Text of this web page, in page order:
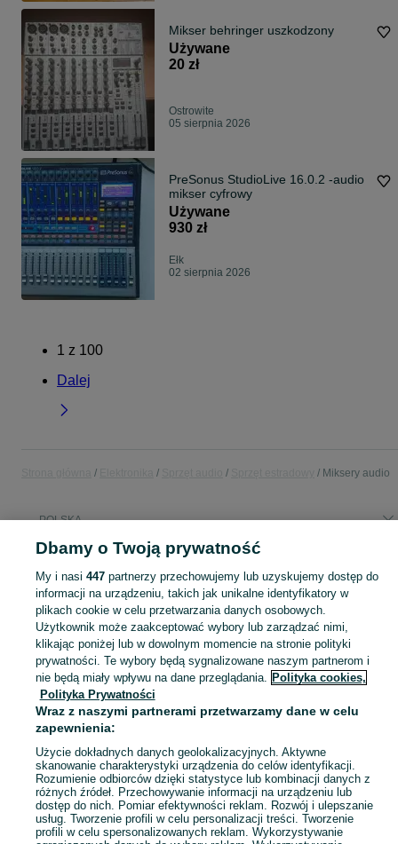
Mikser behringer uszkodzony
Używane
20 zł
Ostrowite
05 sierpnia 2026
PreSonus StudioLive 16.0.2 -audio
mikser cyfrowy
Używane
930 zł
Ełk
02 sierpnia 2026
1 z 100
Dalej
Miksery audio
POLSKA
Sprzedaż mikserów dźwięku w Polsce ▶️ 2-kanałowe do 32-kanałowych ✅ Nowe i używane w najlepszych cenach ☝ Sprawdź ogłoszenia i kupuj online na OLX.pl!
Mapa kategorii
Mapa miejscowości
Mapa ministron
Popularne wyszukiwania
Dbamy o Twoją prywatność
My i nasi 447partnerzy przechowujemy lub uzyskujemy dostęp do
informacji na urządzeniu, takich jak unikalne identyfikatory w
plikach cookie w celu przetwarzania danych osobowych.
Użytkownik może zaakceptować wybory lub zarządzać nimi,
klikając poniżej lub w dowolnym momencie na stronie polityki
prywatności. Te wybory będą sygnalizowane naszym partnerom i
nie będą miały wpływu na dane przeglądania. Polityka cookies,
Polityka Prywatności
Wraz z naszymi partnerami przetwarzamy dane w celu
zapewnienia:
Użycie dokładnych danych geolokalizacyjnych. Aktywne
skanowanie charakterystyki urządzenia do celów identyfikacji.
Rozumienie odbiorców dzięki statystyce lub kombinacji danych z
różnych źródeł. Przechowywanie informacji na urządzeniu lub
dostęp do nich. Pomiar efektywności reklam. Rozwój i ulepszanie
usług. Tworzenie profili w celu personalizacji treści. Tworzenie
profili w celu spersonalizowanych reklam. Wykorzystywanie